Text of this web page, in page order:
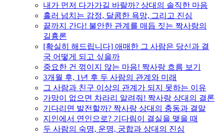
내가 먼저 다가가길 바랄까? 상대의 솔직한 마음
흘러 넘치는 감정, 달콤한 욕망, 그리고 진심
끝까지 간다! 불안한 관계를 매듭 짓는 짝사랑의
길흉론
[확실히 해드립니다] 애매한 그 사람은 당신과 결
국 어떻게 되고 싶을까
중요한 건 꺾이지 않는 마음! 짝사랑 흐름 보기
3개월 후, 1년 후 두 사람의 관계와 미래
그 사람과 친구 이상의 관계가 되지 못하는 이유
가망이 없으면 차라리 알려줘! 짝사랑 상대의 결론
기다리면 발전할까? 짝사랑 상대의 충동과 결말
지인에서 연인으로? 기다림이 결실을 맺을 때
두 사람의 숙명, 운명, 궁합과 상대의 진심